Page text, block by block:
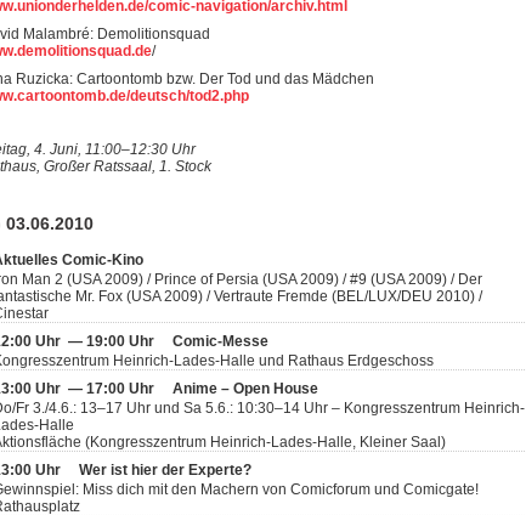
comic-navigation/archiv.html
Malambré: Demolitionsquad
/
Ruzicka: Cartoontomb bzw. Der Tod und das Mädchen
deutsch/tod2.php
4. Juni, 11:00–12:30 Uhr
Großer Ratssaal, 1. Stock
03.06.2010
Comic-Kino
Man 2 (USA 2009) / Prince of Persia (USA 2009) / #9 (USA 2009) / Der
Mr. Fox (USA 2009) / Vertraute Fremde (BEL/LUX/DEU 2010) /
Uhr — 19:00 Uhr Comic-Messe
Heinrich-Lades-Halle und Rathaus Erdgeschoss
Uhr — 17:00 Uhr Anime – Open House
Fr 3./4.6.: 13–17 Uhr und Sa 5.6.: 10:30–14 Uhr – Kongresszentrum Heinrich-
Halle
(Kongresszentrum Heinrich-Lades-Halle, Kleiner Saal)
Uhr Wer ist hier der Experte?
Miss dich mit den Machern von Comicforum und Comicgate!